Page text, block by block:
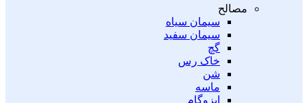
مصالح
سیمان سیاه
سیمان سفید
گچ
خاک رس
شن
ماسه
ایزوگام